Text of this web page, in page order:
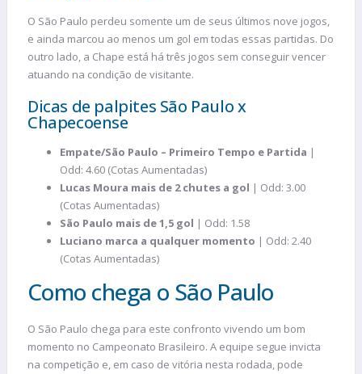
O São Paulo perdeu somente um de seus últimos nove jogos,
e ainda marcou ao menos um gol em todas essas partidas. Do
outro lado, a Chape está há três jogos sem conseguir vencer
atuando na condição de visitante.
Dicas de palpites São Paulo x
Chapecoense
Empate/São Paulo – Primeiro Tempo e Partida |
Odd: 4.60 (Cotas Aumentadas)
Lucas Moura mais de 2 chutes a gol | Odd: 3.00
(Cotas Aumentadas)
São Paulo mais de 1,5 gol | Odd: 1.58
Luciano marca a qualquer momento | Odd: 2.40
(Cotas Aumentadas)
Como chega o São Paulo
O São Paulo chega para este confronto vivendo um bom
momento no Campeonato Brasileiro. A equipe segue invicta
na competição e, em caso de vitória nesta rodada, pode